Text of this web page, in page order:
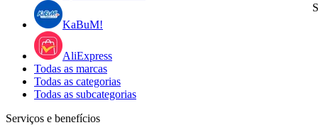
KaBuM!
AliExpress
Todas as marcas
Todas as categorias
Todas as subcategorias
Serviços e benefícios